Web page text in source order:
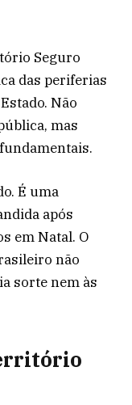
Seguro
das periferias
Não
mas
É uma
após
em Natal. O
não
sorte nem às